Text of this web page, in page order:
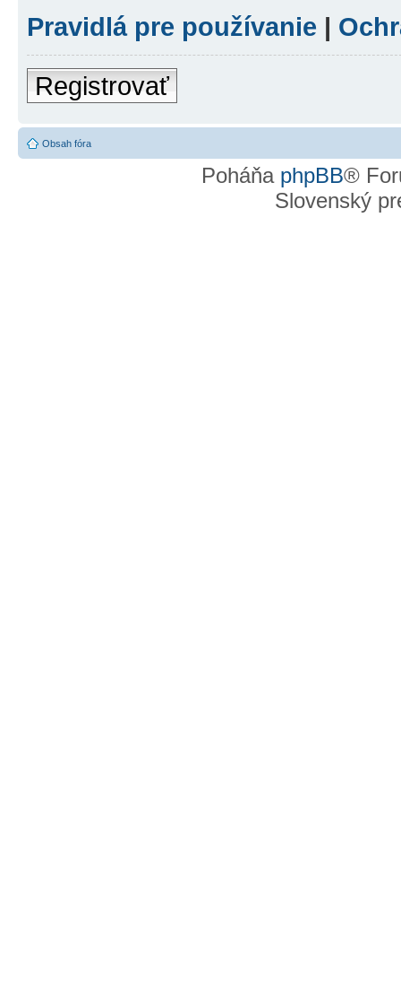
Pravidlá pre používanie |
Registrovať
Obsah fóra
Poháňa phpBB®
Slovenský